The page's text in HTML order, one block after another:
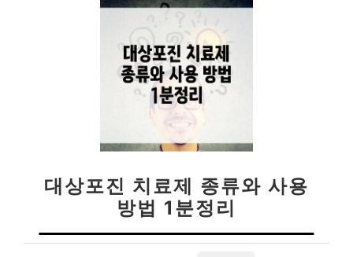
대상포진 치료제 종류와 사용
방법 1분정리